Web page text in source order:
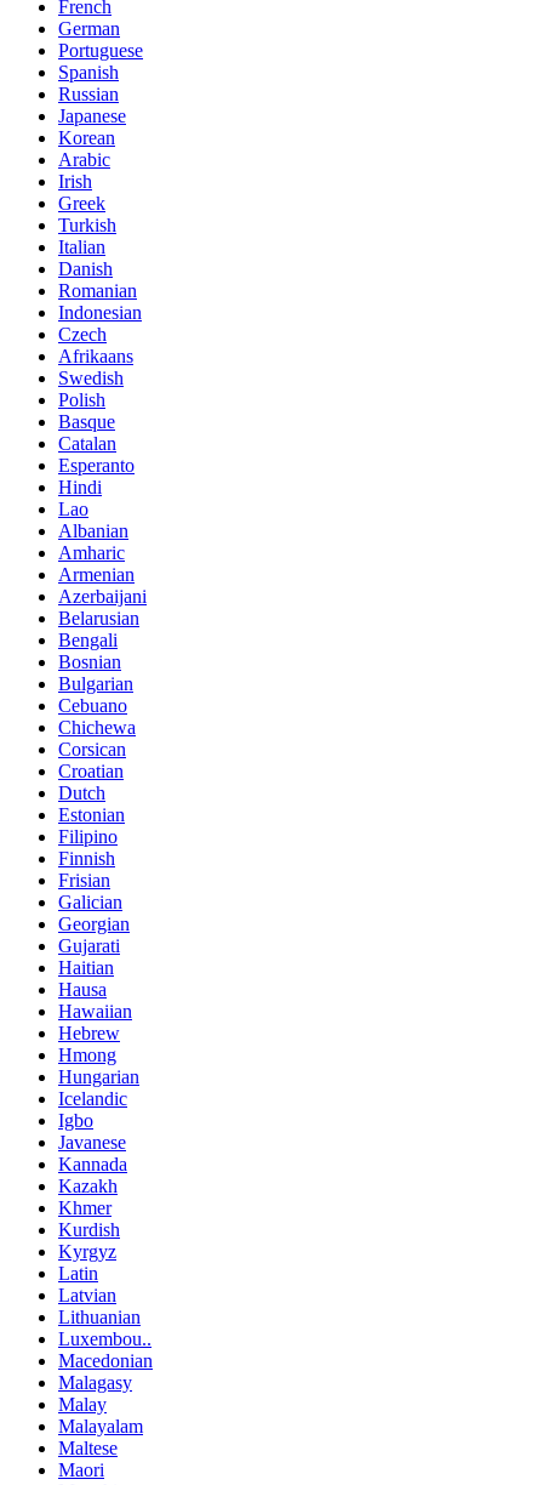
French
German
Portuguese
Spanish
Russian
Japanese
Korean
Arabic
Irish
Greek
Turkish
Italian
Danish
Romanian
Indonesian
Czech
Afrikaans
Swedish
Polish
Basque
Catalan
Esperanto
Hindi
Lao
Albanian
Amharic
Armenian
Azerbaijani
Belarusian
Bengali
Bosnian
Bulgarian
Cebuano
Chichewa
Corsican
Croatian
Dutch
Estonian
Filipino
Finnish
Frisian
Galician
Georgian
Gujarati
Haitian
Hausa
Hawaiian
Hebrew
Hmong
Hungarian
Icelandic
Igbo
Javanese
Kannada
Kazakh
Khmer
Kurdish
Kyrgyz
Latin
Latvian
Lithuanian
Luxembou..
Macedonian
Malagasy
Malay
Malayalam
Maltese
Maori